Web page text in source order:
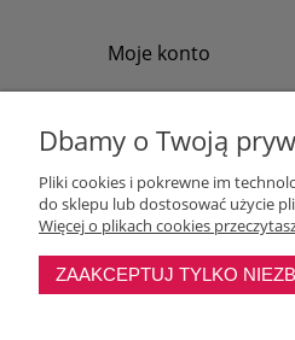
Moje konto
Przechowalnia
Ustawienia konta
Dbamy o Twoją
Pliki cookies i pokrewne im
do sklepu lub dostosować użycie
Więcej o plikach cookies
ZAAKCEPTUJ TYLKO